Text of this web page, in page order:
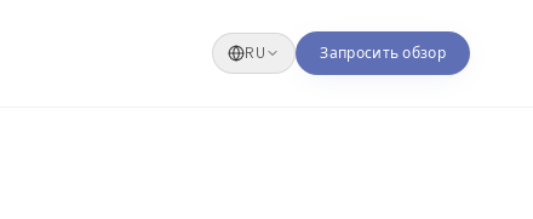
RU Запросить обзор